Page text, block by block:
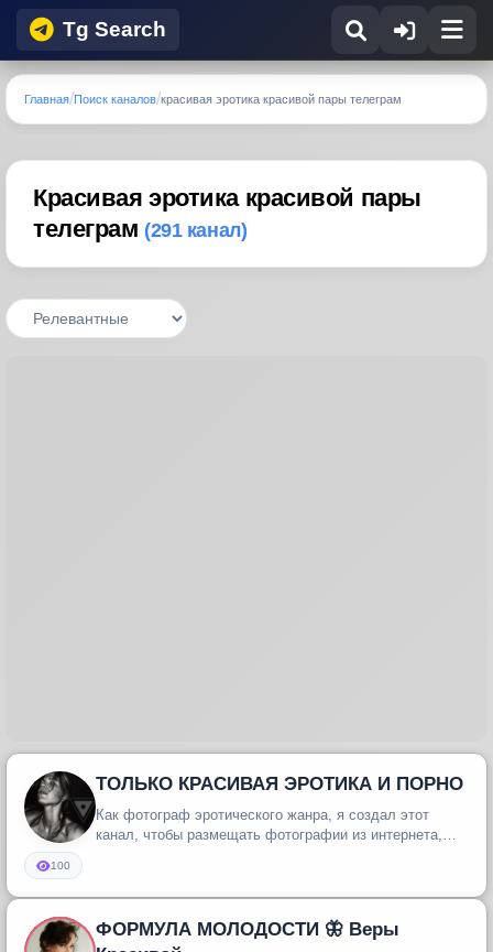
Tg Search
Главная Поиск каналов красивая эротика красивой пары телеграм
Красивая эротика красивой пары
телеграм (291 канал)
ТОЛЬКО КРАСИВАЯ ЭРОТИКА И ПОРНО
Как фотограф эротического жанра, я создал этот
канал, чтобы размещать фотографии из интернета,
100
ФОРМУЛА МОЛОДОСТИ 🦋 Веры